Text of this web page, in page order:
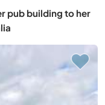
pub building to her